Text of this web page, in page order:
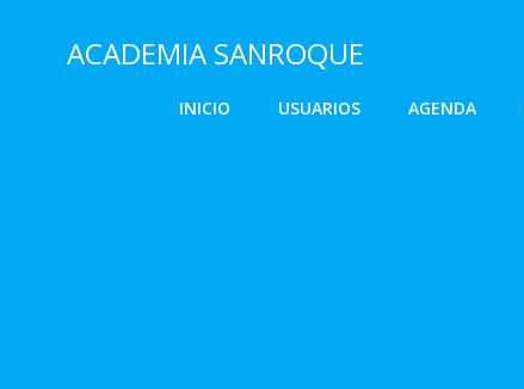
contenidoACADEMIA SANROQUE
INICIO USUARIOS AGENDA